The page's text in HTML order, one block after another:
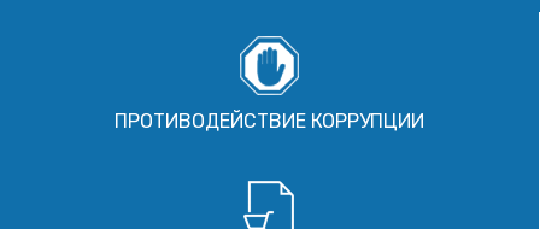
ПРОТИВОДЕЙСТВИЕ КОРРУПЦИИ